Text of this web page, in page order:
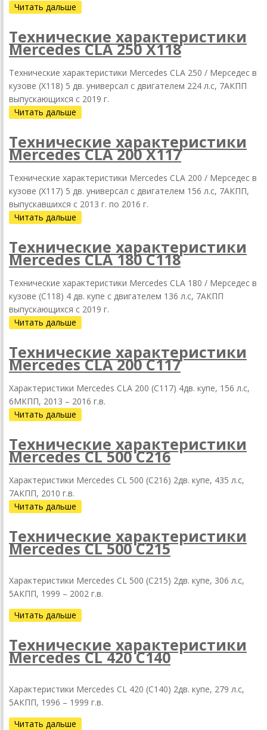
Читать дальше
Технические характеристики
Mercedes CLA 250 X118
Технические характеристики Mercedes CLA 250 / Мерседес в
кузове (X118) 5 дв. универсал с двигателем 224 л.с, 7АКПП
выпускающихся c 2019 г.
Читать дальше
Технические характеристики
Mercedes CLA 200 X117
Технические характеристики Mercedes CLA 200 / Мерседес в
кузове (X117) 5 дв. универсал с двигателем 156 л.с, 7АКПП,
выпускавшихся c 2013 г. по 2016 г.
Читать дальше
Технические характеристики
Mercedes CLA 180 C118
Технические характеристики Mercedes CLA 180 / Мерседес в
кузове (C118) 4 дв. купе с двигателем 136 л.с, 7АКПП
выпускающихся c 2019 г.
Читать дальше
Технические характеристики
Mercedes CLA 200 C117
Характеристики Mercedes CLA 200 (C117) 4дв. купе, 156 л.с,
6МКПП, 2013 – 2016 г.в.
Читать дальше
Технические характеристики
Mercedes CL 500 C216
Характеристики Mercedes CL 500 (C216) 2дв. купе, 435 л.с,
7АКПП, 2010 г.в.
Читать дальше
Технические характеристики
Mercedes CL 500 C215
Характеристики Mercedes CL 500 (C215) 2дв. купе, 306 л.с,
5АКПП, 1999 – 2002 г.в.
Читать дальше
Технические характеристики
Mercedes CL 420 C140
Характеристики Mercedes CL 420 (C140) 2дв. купе, 279 л.с,
5АКПП, 1996 – 1999 г.в.
Читать дальше